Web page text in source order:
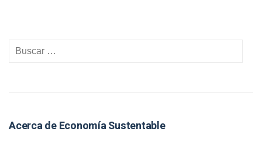
Acerca de Economía Sustentable